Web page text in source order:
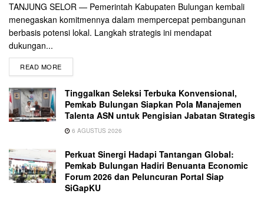
TANJUNG SELOR — Pemerintah Kabupaten Bulungan kembali
menegaskan komitmennya dalam mempercepat pembangunan
berbasis potensi lokal. Langkah strategis ini mendapat
dukungan...
READ MORE
Tinggalkan Seleksi Terbuka Konvensional,
Pemkab Bulungan Siapkan Pola Manajemen
Talenta ASN untuk Pengisian Jabatan Strategis
6 AGUSTUS 2026
Perkuat Sinergi Hadapi Tantangan Global:
Pemkab Bulungan Hadiri Benuanta Economic
Forum 2026 dan Peluncuran Portal Siap
SiGapKU